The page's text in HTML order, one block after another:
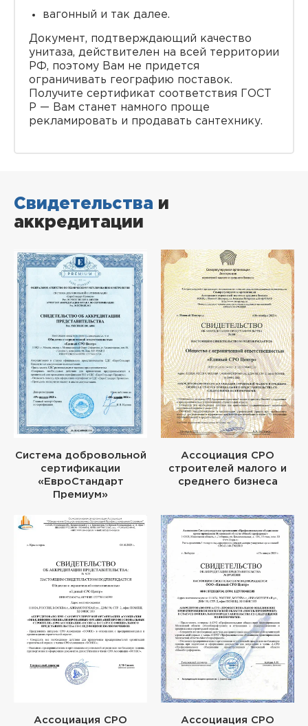
вагонный и так далее.
Документ, подтверждающий качество
унитаза, действителен на всей территории
РФ, поэтому Вам не придется
ограничивать географию поставок.
Получите сертификат соответствия ГОСТ
Р — Вам станет намного проще
рекламировать и продавать сантехнику.
Свидетельства и
аккредитации
Система добровольной
сертификации
«ЕвроСтандарт
Премиум»
Ассоциация СРО
строителей малого и
среднего бизнеса
Ассоциация СРО
Ассоциация СРО